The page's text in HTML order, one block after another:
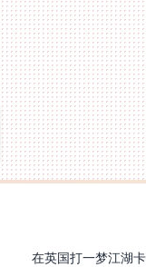
在英国打一梦江湖